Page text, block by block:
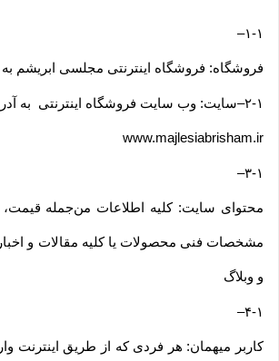
۱-۱–
فروشگاه: فروشگاه اینترنتی مجلسی ابریشم
۲-۱–سایت: وب سایت فروشگاه اینترنتی به
www.majlesiabrisham.ir
۳-۱–
محتوای سایت: کلیه اطلاعات من‌جمله
مشخصات فنی محصولات یا کلیه مقالات و
و وبلاگ
۴-۱–
کاربر میهمان: هر فردی که از طریق اینترنت